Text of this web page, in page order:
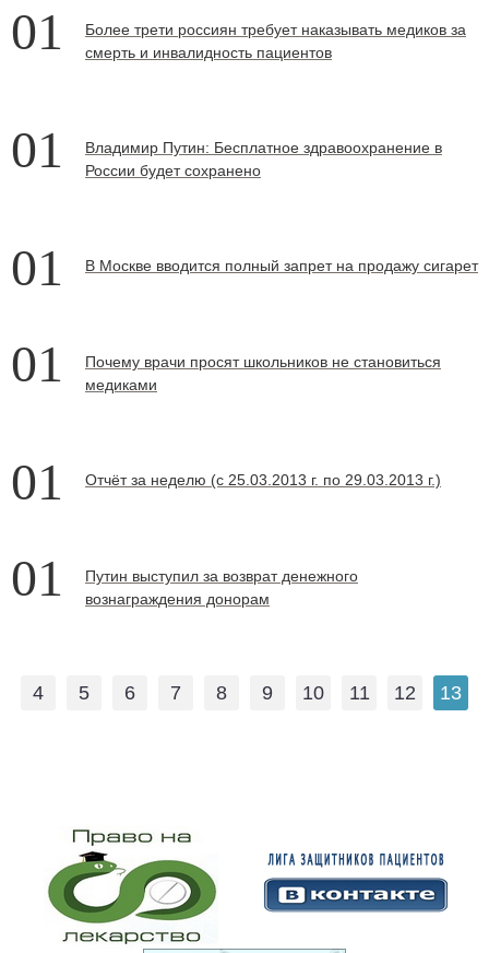
01
Более трети россиян требует наказывать медиков за
смерть и инвалидность пациентов
01
Владимир Путин: Бесплатное здравоохранение в
России будет сохранено
01 В Москве вводится полный запрет на продажу сигарет
01
Почему врачи просят школьников не становиться
медиками
01 Отчёт за неделю (с 25.03.2013 г. по 29.03.2013 г.)
01
Путин выступил за возврат денежного
вознаграждения донорам
4 5 6 7 8 9 10 11 12 13